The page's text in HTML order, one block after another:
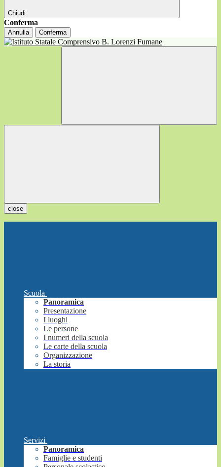
Chiudi
Conferma
Annulla Conferma
close
Scuola
Panoramica
Presentazione
I luoghi
Le persone
I numeri della scuola
Le carte della scuola
Organizzazione
La storia
Servizi
Panoramica
Famiglie e studenti